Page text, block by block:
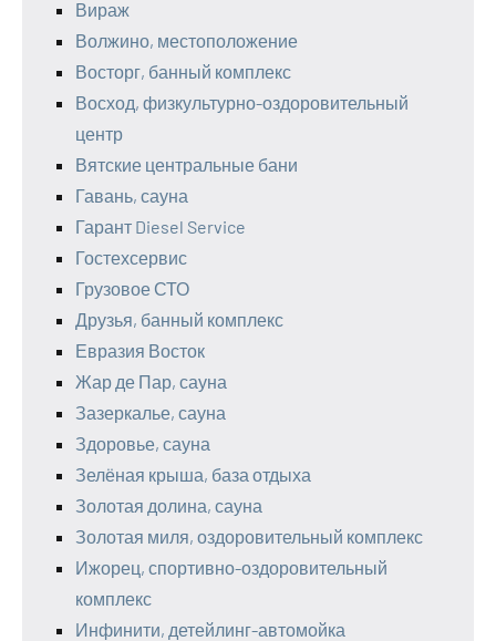
Вираж
Волжино, местоположение
Восторг, банный комплекс
Восход, физкультурно-оздоровительный
центр
Вятские центральные бани
Гавань, сауна
Гарант Diesel Service
Гостехсервис
Грузовое СТО
Друзья, банный комплекс
Евразия Восток
Жар де Пар, сауна
Зазеркалье, сауна
Здоровье, сауна
Зелёная крыша, база отдыха
Золотая долина, сауна
Золотая миля, оздоровительный комплекс
Ижорец, спортивно-оздоровительный
комплекс
Инфинити, детейлинг-автомойка